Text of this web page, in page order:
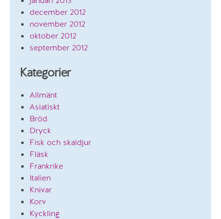
december 2012
november 2012
oktober 2012
september 2012
Kategorier
Allmänt
Asiatiskt
Bröd
Dryck
Fisk och skaldjur
Fläsk
Frankrike
Italien
Knivar
Korv
Kyckling